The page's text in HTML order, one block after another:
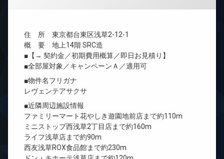
住 所 東京都台東区浅草2-12-1
概 要 地上14階 SRC造
■【→ 契約金／初期費用概算／即日お見積り】
■全部屋対象／キャンペーンＡ／適用可
■物件名フリガナ
レヴェンテアサクサ
■近隣周辺施設情報
ファミリーマート花やしき遊園地前店まで約110m
ミニストップ西浅草2丁目店まで約160m
ライフ浅草店まで約90m
西友浅草ROX食品館まで約230m